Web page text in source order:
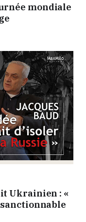
mondiale
Ukrainien : «